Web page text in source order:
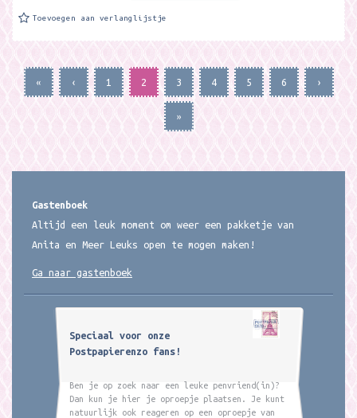
Toevoegen aan verlanglijstje
« ‹ 1 2 3 4 5 6 ›
»
Gastenboek
Altijd een leuk moment om weer een pakketje van
Anita en Meer Leuks open te mogen maken!
Ga naar gastenboek
Speciaal voor onze
Postpapierenzo fans!
Ben je op zoek naar een leuke penvriend(in)?
Dan kun je hier je oproepje plaatsen. Je kunt
natuurlijk ook reageren op een oproepje van